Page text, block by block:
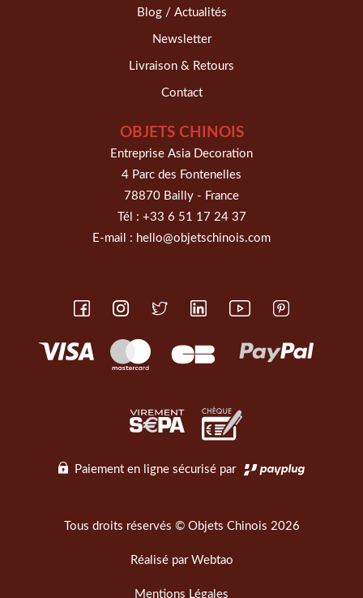
Blog / Actualités
Newsletter
Livraison & Retours
Contact
OBJETS CHINOIS
Entreprise Asia Decoration
4 Parc des Fontenelles
78870 Bailly - France
Tél : +33 6 51 17 24 37
E-mail : hello@objetschinois.com
Paiement en ligne sécurisé par
Tous droits réservés © Objets Chinois 2026
Réalisé par Webtao
Mentions Légales